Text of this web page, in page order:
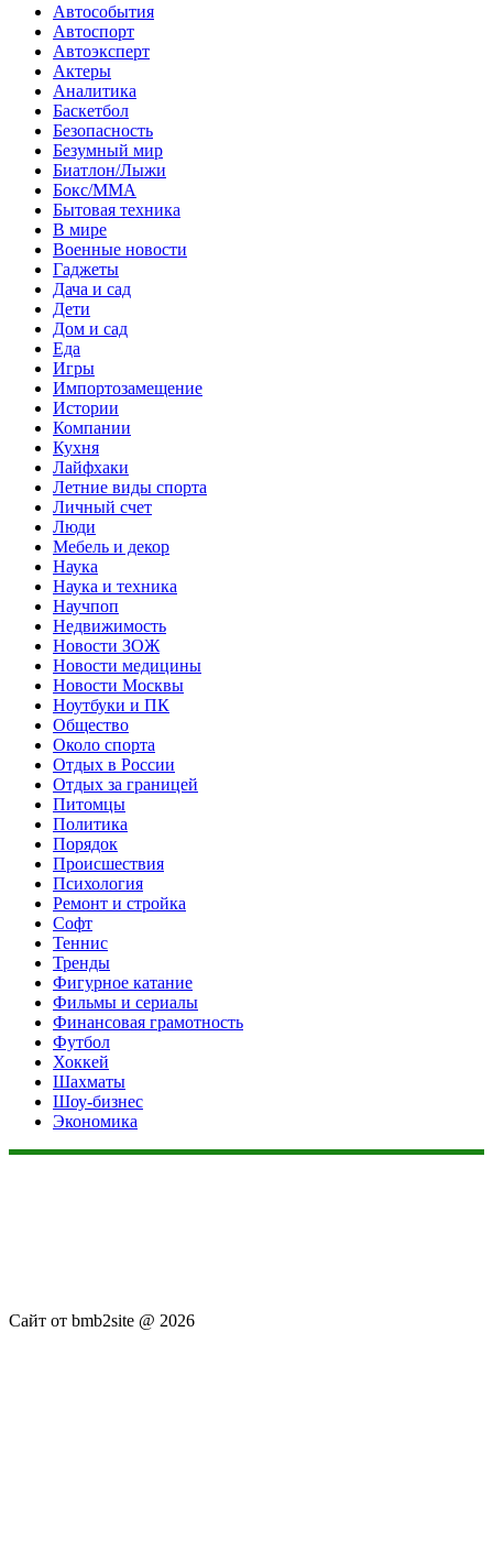
Автособытия
Автоспорт
Автоэксперт
Актеры
Аналитика
Баскетбол
Безопасность
Безумный мир
Биатлон/Лыжи
Бокс/MMA
Бытовая техника
В мире
Военные новости
Гаджеты
Дача и сад
Дети
Дом и сад
Еда
Игры
Импортозамещение
Истории
Компании
Кухня
Лайфхаки
Летние виды спорта
Личный счет
Люди
Мебель и декор
Наука
Наука и техника
Научпоп
Недвижимость
Новости ЗОЖ
Новости медицины
Новости Москвы
Ноутбуки и ПК
Общество
Около спорта
Отдых в России
Отдых за границей
Питомцы
Политика
Порядок
Происшествия
Психология
Ремонт и стройка
Софт
Теннис
Тренды
Фигурное катание
Фильмы и сериалы
Финансовая грамотность
Футбол
Хоккей
Шахматы
Шоу-бизнес
Экономика
Сайт от bmb2site @ 2026